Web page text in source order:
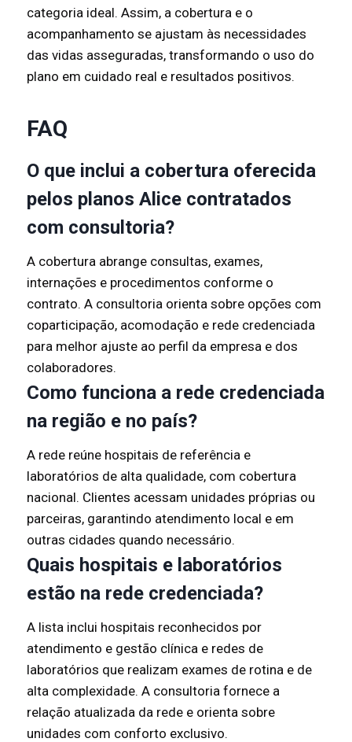
categoria ideal. Assim, a cobertura e o
acompanhamento se ajustam às necessidades
das vidas asseguradas, transformando o uso do
plano em cuidado real e resultados positivos.
FAQ
O que inclui a cobertura oferecida
pelos planos Alice contratados
com consultoria?
A cobertura abrange consultas, exames,
internações e procedimentos conforme o
contrato. A consultoria orienta sobre opções com
coparticipação, acomodação e rede credenciada
para melhor ajuste ao perfil da empresa e dos
colaboradores.
Como funciona a rede credenciada
na região e no país?
A rede reúne hospitais de referência e
laboratórios de alta qualidade, com cobertura
nacional. Clientes acessam unidades próprias ou
parceiras, garantindo atendimento local e em
outras cidades quando necessário.
Quais hospitais e laboratórios
estão na rede credenciada?
A lista inclui hospitais reconhecidos por
atendimento e gestão clínica e redes de
laboratórios que realizam exames de rotina e de
alta complexidade. A consultoria fornece a
relação atualizada da rede e orienta sobre
unidades com conforto exclusivo.